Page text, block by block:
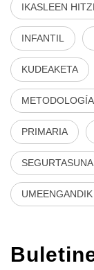
IKASLEEN
INFANTIL
KUDEAKETA
PRIMARIA
SEGURTASUNA